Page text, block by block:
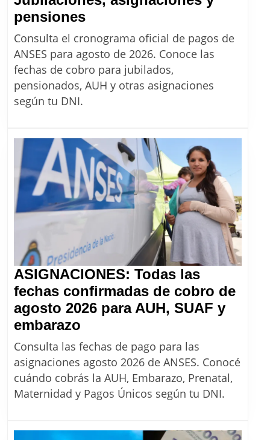
pensionesANSES:
Cronograma
completo
de
pagos
Jubilaciones,
asignaciones
y
pensiones
Consulta el cronograma oficial de pagos de
ANSES para agosto de 2026. Conoce las
fechas de cobro para jubilados,
pensionados, AUH y otras asignaciones
según tu DNI.
ASIGNACIONES: Todas las
fechas confirmadas de cobro de
agosto 2026 para AUH, SUAF y
embarazo
Todas
las
fechas
confirmadas
Consulta las fechas de pago para las
asignaciones agosto 2026 de ANSES. Conocé
cuándo cobrás la AUH, Embarazo, Prenatal,
Maternidad y Pagos Únicos según tu DNI.